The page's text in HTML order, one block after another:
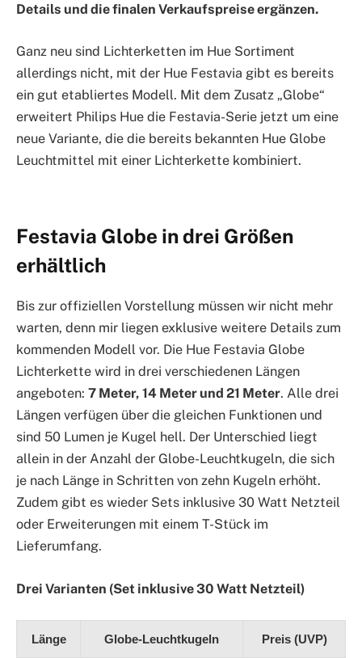
Details und die finalen Verkaufspreise ergänzen.
Ganz neu sind Lichterketten im Hue Sortiment
allerdings nicht, mit der Hue Festavia gibt es bereits
ein gut etabliertes Modell. Mit dem Zusatz „Globe“
erweitert Philips Hue die Festavia-Serie jetzt um eine
neue Variante, die die bereits bekannten Hue Globe
Leuchtmittel mit einer Lichterkette kombiniert.
Festavia Globe in drei Größen
erhältlich
Bis zur offiziellen Vorstellung müssen wir nicht mehr
warten, denn mir liegen exklusive weitere Details zum
kommenden Modell vor. Die Hue Festavia Globe
Lichterkette wird in drei verschiedenen Längen
angeboten: 7 Meter, 14 Meter und 21 Meter. Alle drei
Längen verfügen über die gleichen Funktionen und
sind 50 Lumen je Kugel hell. Der Unterschied liegt
allein in der Anzahl der Globe-Leuchtkugeln, die sich
je nach Länge in Schritten von zehn Kugeln erhöht.
Zudem gibt es wieder Sets inklusive 30 Watt Netzteil
oder Erweiterungen mit einem T-Stück im
Lieferumfang.
Drei Varianten (Set inklusive 30 Watt Netzteil)
Länge Globe-Leuchtkugeln Preis (UVP)